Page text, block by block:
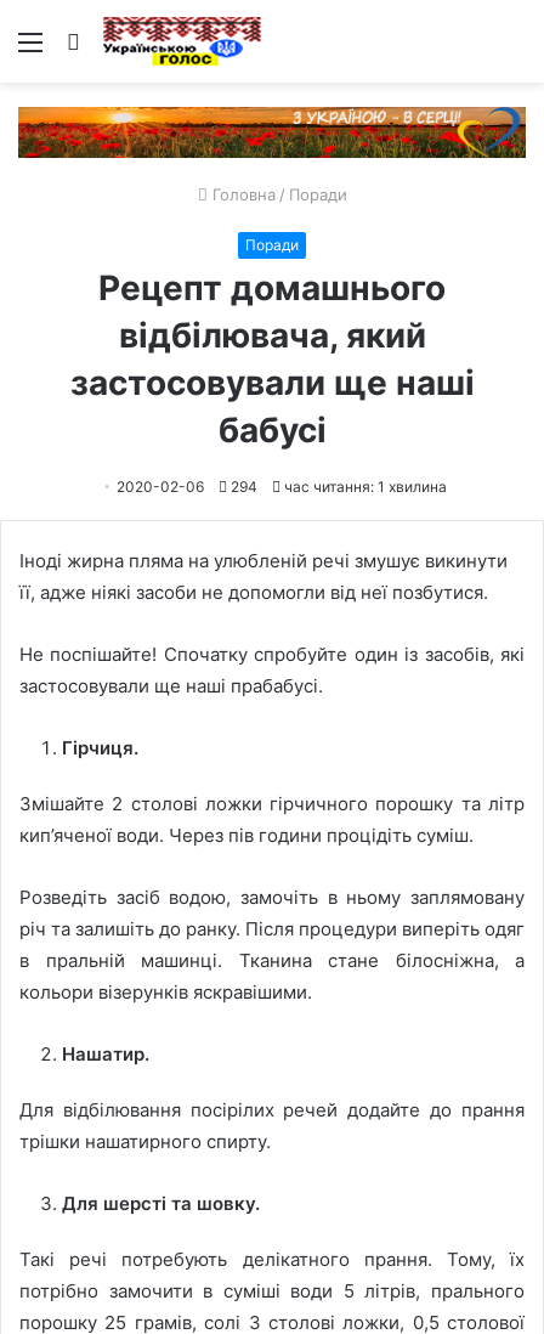
Меню Пошук
Головна / Поради
Поради
Рецепт домашнього
відбілювача, який
застосовували ще наші
бабусі
2020-02-06 294 час читання: 1 хвилина
Іноді жирна пляма на улюбленій речі змушує викинути
її, адже ніякі засоби не допомогли від неї позбутися.
Не поспішайте! Спочатку спробуйте один із засобів, які
застосовували ще наші прабабусі.
Гірчиця.
Змішайте 2 столові ложки гірчичного порошку та літр
кип’яченої води. Через пів години процідіть суміш.
Розведіть засіб водою, замочіть в ньому заплямовану
річ та залишіть до ранку. Після процедури виперіть одяг
в пральній машинці. Тканина стане білосніжна, а
кольори візерунків яскравішими.
Нашатир.
Для відбілювання посірілих речей додайте до прання
трішки нашатирного спирту.
Для шерсті та шовку.
Такі речі потребують делікатного прання. Тому, їх
потрібно замочити в суміші води 5 літрів, прального
порошку 25 грамів, солі 3 столові ложки, 0,5 столової